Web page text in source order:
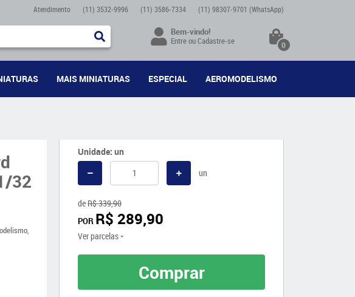
Atendimento (11) 3532-9996 (11) 3586-7334 (11) 98307-9701 (WhatsApp)
Bem-vindo!
EntreouCadastre-se 0
MAIS MINIATURAS ESPECIAL AEROMODELISMO
32
Unidade: un
un
deR$ 339,90
POR R$ 289,90
Ver parcelas
Comprar